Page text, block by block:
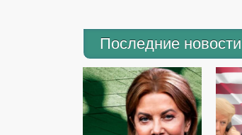
Последние новости